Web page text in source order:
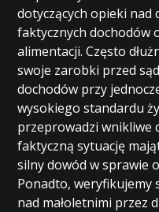
dotyczących opieki nad
faktycznych dochodów
alimentacji. Często
swoje zarobki przed
dochodów przy
wysokiego standardu
przeprowadzi wnikliwe
faktyczną sytuację
silny dowód w sprawie
Ponadto, weryfikujemy
nad małoletnimi przez